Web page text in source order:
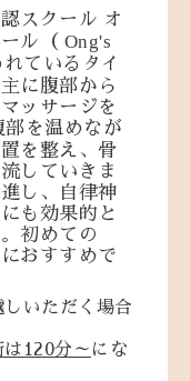
スクール オ
ル（ Ong's
ているタイ
に腹部から
ッサージを
部を温めなが
を整え、骨
していきま
し、自律神
も効果的と
初めての
おすすめで
いただく場合
は120分～ にな